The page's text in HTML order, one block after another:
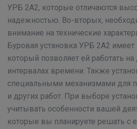
УРБ 2А2, которые отличаются
надежностью. Во-вторых,
внимание на технические
Буровая установка УРБ 2А2
который позволяет ей работать
интервалах времени. Также
специальными механизмами для
и других работ. При выборе
учитывать особенности вашей
которые вы планируете решать с